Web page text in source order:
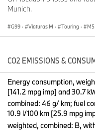
Munich.
G99 · Viaturas M · Touring · M5
CO2 EMISSIONS &
Energy consumption,
[141.2 mpg imp] and 30.7
combined: 46 g/ km; fuel
10.9 l/100 km [25.9 mpg
weighted, combined: B,